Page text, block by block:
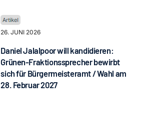
26. JUNI 2026
Daniel Jalalpoor will kandidieren:
Grünen-Fraktionssprecher bewirbt
sich für Bürgermeisteramt / Wahl am
28. Februar 2027